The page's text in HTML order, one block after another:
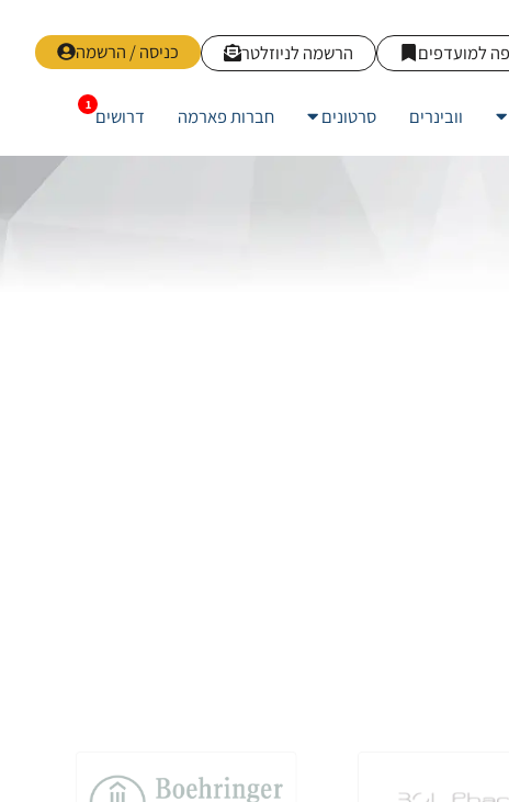
כניסה / הרשמה הרשמה לניוזלטר למועדפים
וובינרים סרטונים חברות פארמה דרושים